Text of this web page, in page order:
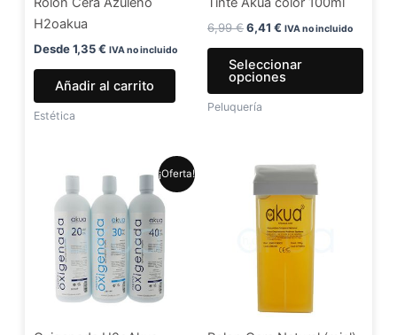
H2oakua
Desde1,35€ IVA no incluido
Añadir al carrito
Estética
6,99€6,41 € IVA no incluido
Seleccionar
opciones
en
Peluquería
¡Oferta!
original
era:
5,99 €.
precio
actual
4,99 €.
Este
producto